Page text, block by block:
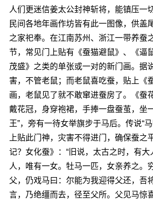
人们更迷信姜太公封神斩将，能镇压一
民间各地年画作坊皆有此一图像，供盖
之家祀奉。在江南苏州、浙江一带养蚕
节，常见门上贴有《蚕猫避鼠》、《逼
茂盛》之类的单张或一对的新门画。据
害，不管老鼠；而老鼠喜吃蚕，贴上《
画，老鼠见了就不敢窜进蚕房了。《蚕
戴花冠，身穿袍裙，手捧一盘蚕茧，坐
王”，旁有一待女举旗步于马后。传说“马
上贴此门神，灾害不得进门，确保蚕之
记？女化蚕》：“旧说，太古之时，有
人，唯有一女。牡马一匹，女亲养之。
父，仍戏马曰：尔能为我迎得父还，吾
言，乃绝缰而去，径至父所。父见马惊